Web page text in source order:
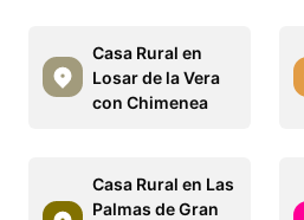
Casa Rural en
Losar de la Vera
con Chimenea
Casa Rural en Las
Palmas de Gran